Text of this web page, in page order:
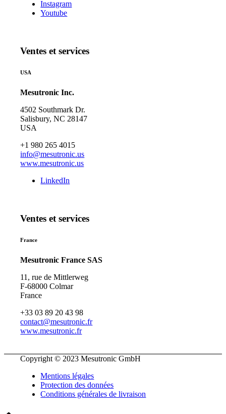
Instagram
Youtube
Ventes et services
USA
Mesutronic Inc.
4502 Southmark Dr.
Salisbury, NC 28147
USA
+1 980 265 4015
info@mesutronic.us
www.mesutronic.us
LinkedIn
Ventes et services
France
Mesutronic France SAS
11, rue de Mittlerweg
F-68000 Colmar
France
+33 03 89 20 43 98
contact@mesutronic.fr
www.mesutronic.fr
Copyright © 2023 Mesutronic GmbH
Mentions légales
Protection des données
Conditions générales de livraison